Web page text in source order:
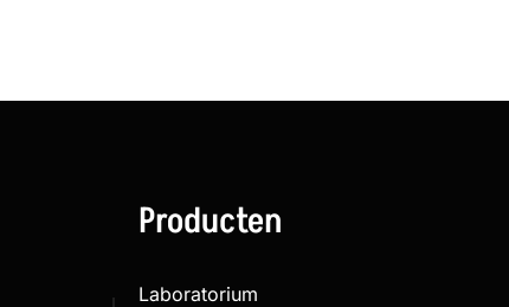
Producten
Laboratorium